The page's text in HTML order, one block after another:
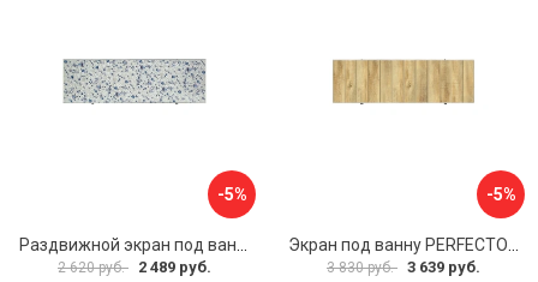
-5%
2 620 руб. 2 489 руб.
-5%
3 830 руб. 3 639 руб.